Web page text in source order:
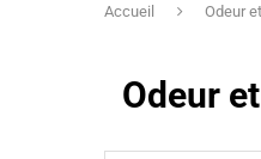
Accueil Odeur
Odeur